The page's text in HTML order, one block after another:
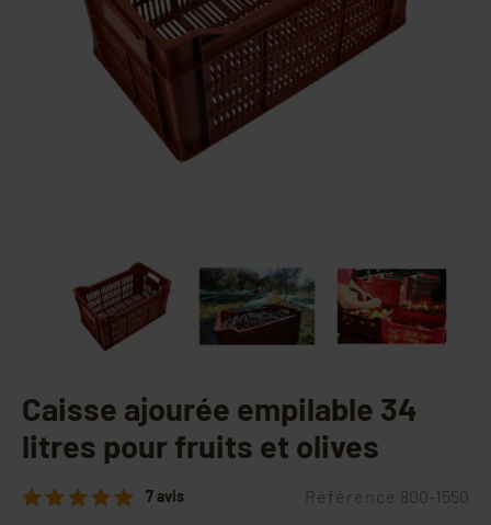
Caisse ajourée empilable 34
litres pour fruits et olives
7 avis Référence 800-1550